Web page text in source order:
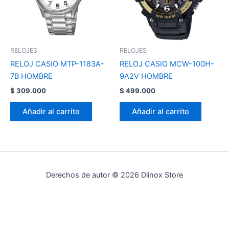
RELOJES
RELOJ CASIO MTP-1183A-
7B HOMBRE
$ 309.000
Añadir al carrito
RELOJES
RELOJ CASIO MCW-100H-
9A2V HOMBRE
$ 499.000
Añadir al carrito
Derechos de autor © 2026 Dlinox Store